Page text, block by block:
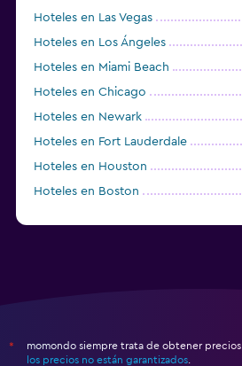
Hoteles en Las Vegas
Hoteles en Los Ángeles
Hoteles en Miami Beach
Hoteles en Chicago
Hoteles en Newark
Hoteles en Fort Lauderdale
Hoteles en Houston
Hoteles en Boston
*
momondo siempre trata de obtener precios
los precios no están garantizados